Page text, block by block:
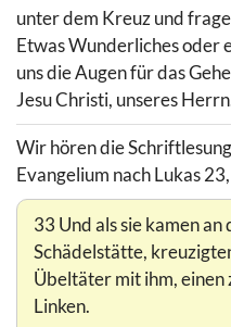
unter dem Kreuz und
Etwas Wunderliches oder
uns die Augen für das
Jesu Christi, unseres
Wir hören die
Evangelium nach Lukas
33 Und als sie kamen
Schädelstätte,
Übeltäter mit ihm, einen
Linken.